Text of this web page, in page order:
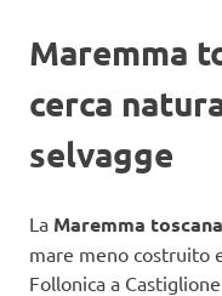
Maremma
cerca
selvagge
La Maremma toscana
mare meno costruito
Follonica a